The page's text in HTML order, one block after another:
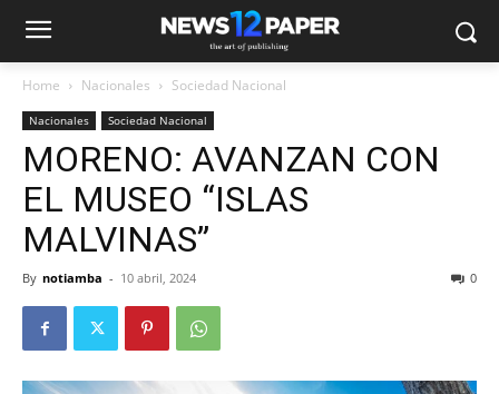
Home Nacionales Sociedad Nacional
Nacionales Sociedad Nacional
MORENO: AVANZAN CON
EL MUSEO “ISLAS
MALVINAS”
By notiamba - 10 abril, 2024 0